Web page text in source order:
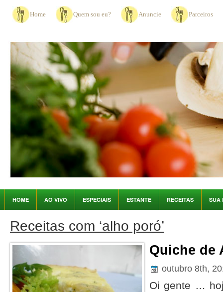
Home Quem sou eu? Anuncie Parceiros
HOME AO VIVO ESPECIAIS ESTANTE RECEITAS SUA
Receitas com ‘alho poró’
Quiche de
outubro 8th,
Oi gente …